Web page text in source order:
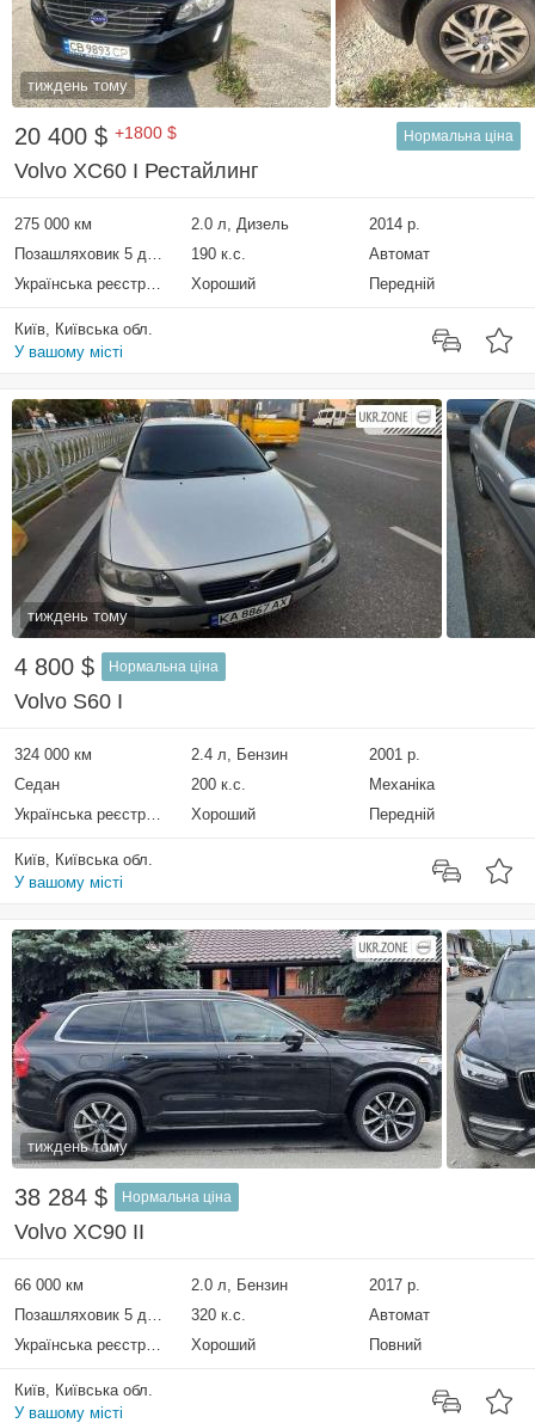
тиждень тому
20 400 $ +1800 $ Нормальна ціна
Volvo XC60 I Рестайлинг
275 000 км 2.0 л, Дизель
2014 р.
Позашляховик 5 дверей
190 к.с.
Автомат
Українська реєстрація
Хороший Передній
Київ, Київська обл.
У вашому місті
тиждень тому
4 800 $ Нормальна ціна
Volvo S60 I
324 000 км 2.4 л, Бензин
2001 р.
Седан
200 к.с.
Механіка
Українська реєстрація
Хороший Передній
Київ, Київська обл.
У вашому місті
тиждень тому
38 284 $ Нормальна ціна
Volvo XC90 II
66 000 км 2.0 л, Бензин
2017 р.
Позашляховик 5 дверей
320 к.с.
Автомат
Українська реєстрація
Хороший Повний
Київ, Київська обл.
У вашому місті